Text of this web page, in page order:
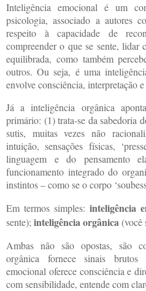
Inteligência emocional é um
psicologia, associado a autores
respeito à capacidade de
compreender o que se sente, lidar
equilibrada, como também
outros. Ou seja, é uma
envolve consciência, interpretação
Já a inteligência orgânica
primário: (1) trata-se da sabedoria
sutis, muitas vezes não
intuição, sensações físicas,
linguagem e do pensamento
funcionamento integrado do
instintos – como se o corpo
Em termos simples: inteligência
sente); inteligência orgânica(você
Ambas não são opostas, são
orgânica fornece sinais
emocional oferece consciência e
com sensibilidade, entende com